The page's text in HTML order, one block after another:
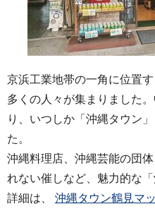
京浜工業地帯の一角に位置
多くの人々が集まりました
り、いつしか「沖縄タウン
た。
沖縄料理店、沖縄芸能の団
れない催しなど、魅力的な
詳細は、 沖縄タウン鶴見マ